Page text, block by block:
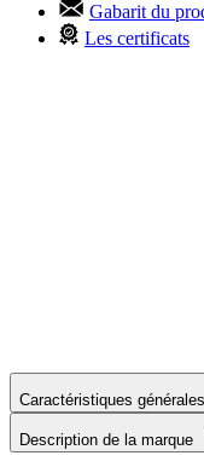
Gabarit du
Les certificats
Caractéristiques générales
Description de la marque